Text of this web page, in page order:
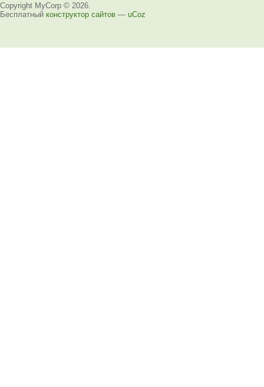
Copyright MyCorp © 2026
Бесплатный конструктор сайтов — uCoz